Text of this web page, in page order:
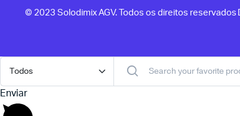
© 2023 Solodimix AGV. Todos os direitos
Enviar